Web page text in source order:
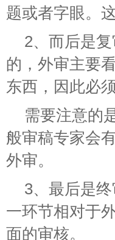
题或者字眼。
2、而后是
的，外审主要
东西，因此必
需要注意的
般审稿专家会
外审。
3、最后是
一环节相对于
面的审核。